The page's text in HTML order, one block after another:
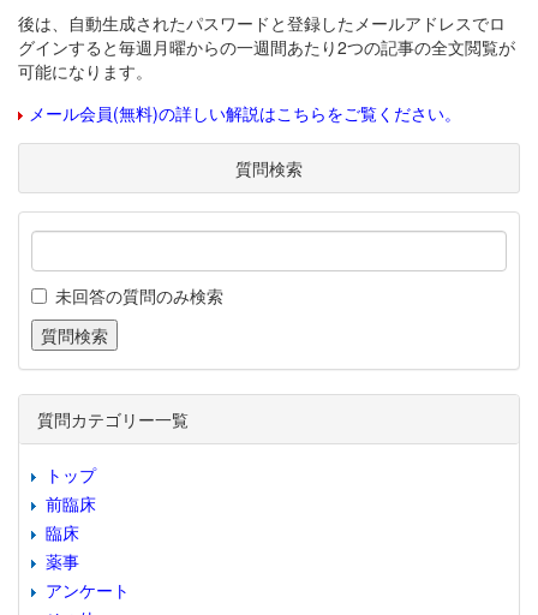
後は、自動生成されたパスワードと登録したメールアドレスでロ
グインすると毎週月曜からの一週間あたり2つの記事の全文閲覧が
可能になります。
メール会員(無料)の詳しい解説はこちらをご覧ください。
質問検索
未回答の質問のみ検索
質問カテゴリー一覧
トップ
前臨床
臨床
薬事
アンケート